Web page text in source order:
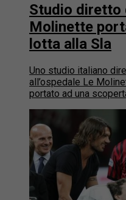
Studio diretto
Molinette
lotta alla Sla
Uno studio italiano
all’ospedale Le
portato ad una